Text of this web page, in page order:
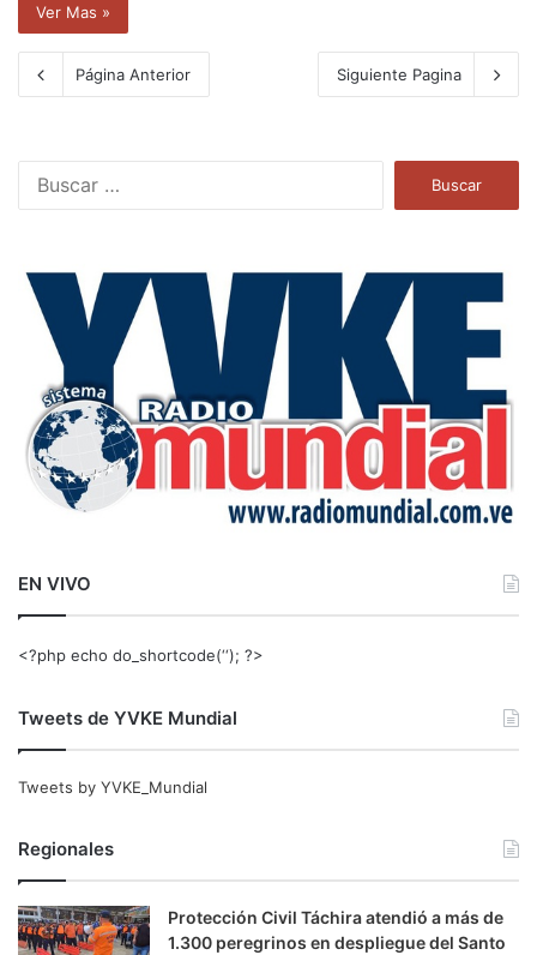
Ver Mas »
Página Anterior Siguiente Pagina
a
EN VIVO
<?php echo do_shortcode(‘‘); ?>
Tweets de YVKE Mundial
Tweets by YVKE_Mundial
Regionales
Protección Civil Táchira atendió a más de
1.300 peregrinos en despliegue del Santo